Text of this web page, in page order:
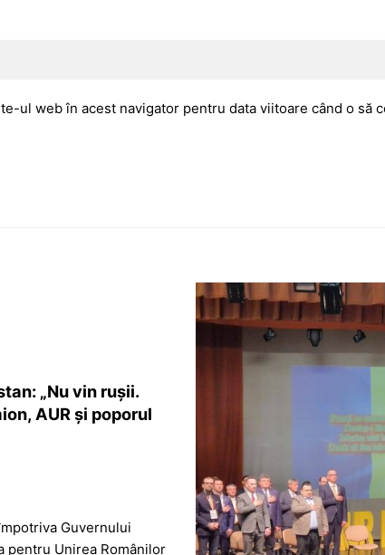
ul web în acest navigator pentru data viitoare când o să
„Nu vin rușii.
AUR și poporul
Guvernului
pentru Unirea Românilor